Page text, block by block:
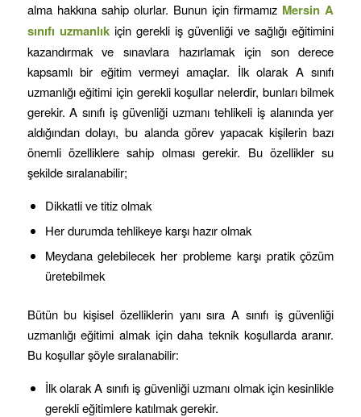
alma hakkına sahip olurlar. Bunun için firmamız Mersin A
sınıfı uzmanlıkiçin gerekli iş güvenliği ve sağlığı eğitimini
kazandırmak ve sınavlara hazırlamak için son derece
kapsamlı bir eğitim vermeyi amaçlar. İlk olarak A sınıfı
uzmanlığı eğitimi için gerekli koşullar nelerdir, bunları bilmek
gerekir. A sınıfı iş güvenliği uzmanı tehlikeli iş alanında yer
aldığından dolayı, bu alanda görev yapacak kişilerin bazı
önemli özelliklere sahip olması gerekir. Bu özellikler su
şekilde sıralanabilir;
Dikkatli ve titiz olmak
Her durumda tehlikeye karşı hazır olmak
Meydana gelebilecek her probleme karşı pratik çözüm
üretebilmek
Bütün bu kişisel özelliklerin yanı sıra A sınıfı iş güvenliği
uzmanlığı eğitimi almak için daha teknik koşullarda aranır.
Bu koşullar şöyle sıralanabilir:
İlk olarak A sınıfı iş güvenliği uzmanı olmak için kesinlikle
gerekli eğitimlere katılmak gerekir.